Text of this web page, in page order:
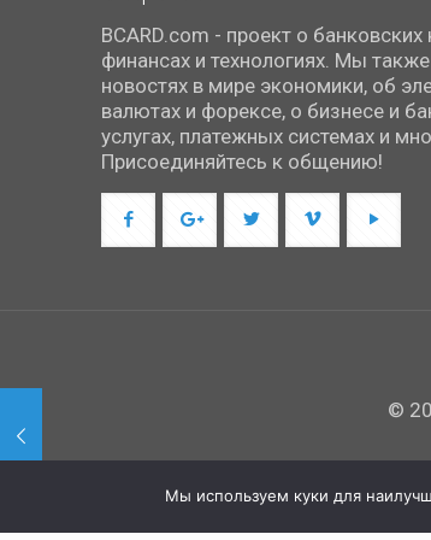
BCARD.com - проект о банковских
финансах и технологиях. Мы
новостях в мире экономики, об
валютах и форексе, о бизнесе и
услугах, платежных системах и
Присоединяйтесь к общению!
©
Мы используем куки для